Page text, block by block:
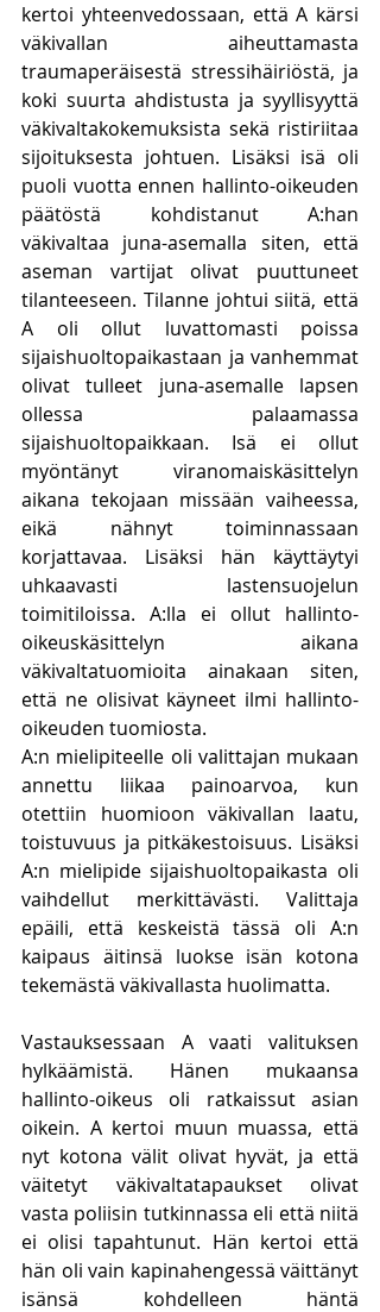
kertoi yhteenvedossaan, että A kärsi
väkivallan aiheuttamasta
traumaperäisestä stressihäiriöstä, ja
koki suurta ahdistusta ja syyllisyyttä
väkivaltakokemuksista sekä ristiriitaa
sijoituksesta johtuen. Lisäksi isä oli
puoli vuotta ennen hallinto-oikeuden
päätöstä kohdistanut A:han
väkivaltaa juna-asemalla siten, että
aseman vartijat olivat puuttuneet
tilanteeseen. Tilanne johtui siitä, että
A oli ollut luvattomasti poissa
sijaishuoltopaikastaan ja vanhemmat
olivat tulleet juna-asemalle lapsen
ollessa palaamassa
sijaishuoltopaikkaan. Isä ei ollut
myöntänyt viranomaiskäsittelyn
aikana tekojaan missään vaiheessa,
eikä nähnyt toiminnassaan
korjattavaa. Lisäksi hän käyttäytyi
uhkaavasti lastensuojelun
toimitiloissa. A:lla ei ollut hallinto-
oikeuskäsittelyn aikana
väkivaltatuomioita ainakaan siten,
että ne olisivat käyneet ilmi hallinto-
oikeuden tuomiosta.
A:n mielipiteelle oli valittajan mukaan
annettu liikaa painoarvoa, kun
otettiin huomioon väkivallan laatu,
toistuvuus ja pitkäkestoisuus. Lisäksi
A:n mielipide sijaishuoltopaikasta oli
vaihdellut merkittävästi. Valittaja
epäili, että keskeistä tässä oli A:n
kaipaus äitinsä luokse isän kotona
tekemästä väkivallasta huolimatta.
Vastauksessaan A vaati valituksen
hylkäämistä. Hänen mukaansa
hallinto-oikeus oli ratkaissut asian
oikein. A kertoi muun muassa, että
nyt kotona välit olivat hyvät, ja että
väitetyt väkivaltatapaukset olivat
vasta poliisin tutkinnassa eli että niitä
ei olisi tapahtunut. Hän kertoi että
hän oli vain kapinahengessä väittänyt
isänsä kohdelleen häntä